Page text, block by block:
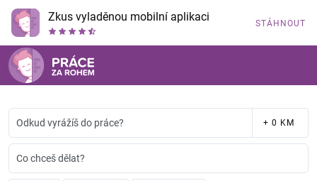
Zkus vyladěnou mobilní aplikaci STÁHNOUT
Odkud vyrážíš do práce? + 0 KM
Co chceš dělat?